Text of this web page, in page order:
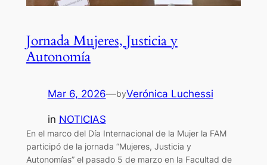
Jornada Mujeres, Justicia y
Autonomía
Mar 6, 2026—byVerónica Luchessi
in NOTICIAS
En el marco del Día Internacional de la Mujer la FAM
participó de la jornada “Mujeres, Justicia y
Autonomías” el pasado 5 de marzo en la Facultad de